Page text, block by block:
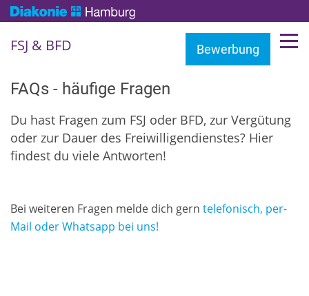
FSJ & BFD Bewerbung
FAQs - häufige Fragen
Du hast Fragen zum FSJ oder BFD, zur Vergütung
oder zur Dauer des Freiwilligendienstes? Hier
findest du viele Antworten!
Bei weiteren Fragen melde dich gern telefonisch, per-
Mail oder Whatsapp bei uns!